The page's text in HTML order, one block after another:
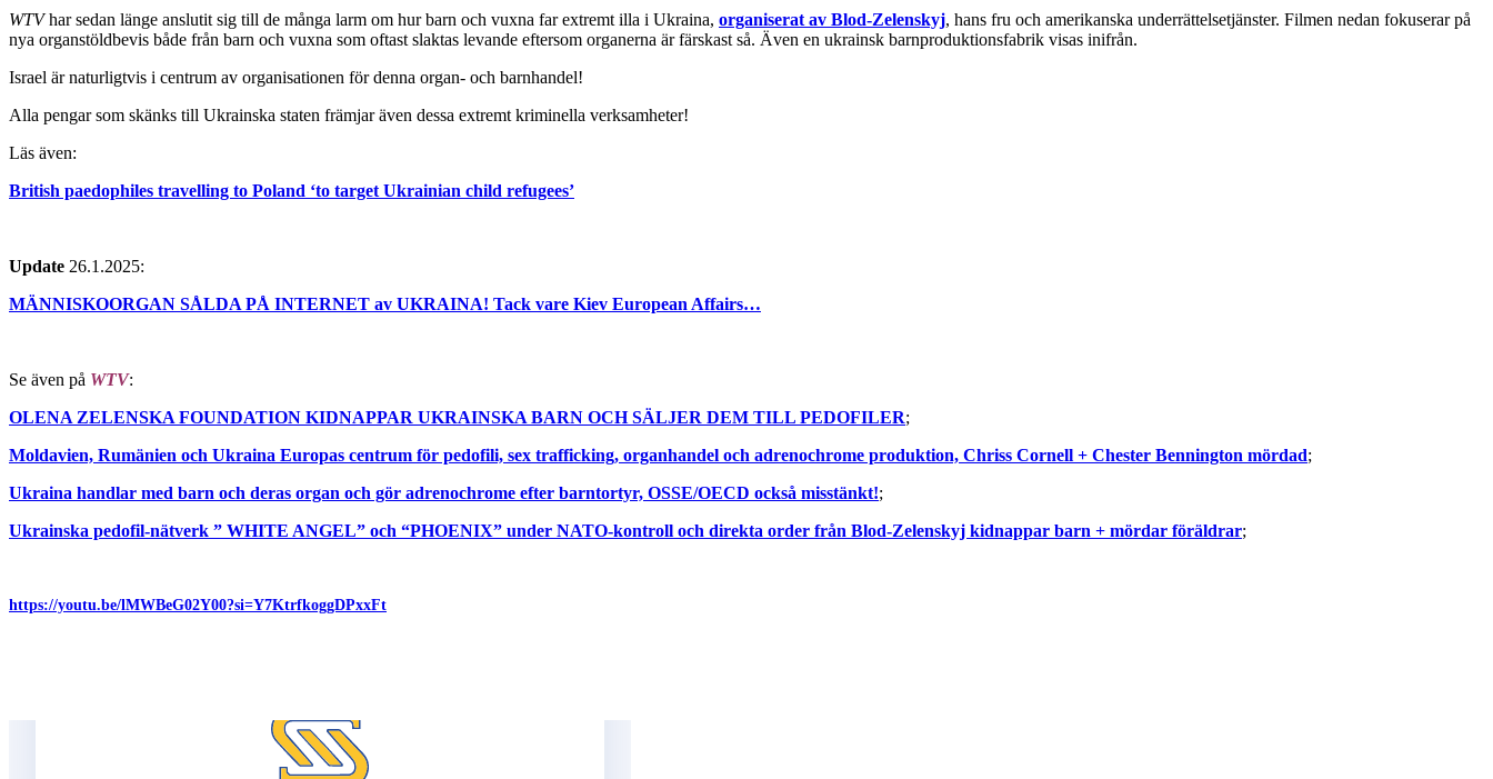
WTVhar sedan länge anslutit sig till de många larm om hur barn och vuxna far extremt illa i Ukraina, organiserat av Blod-Zelenskyj, hans fru och amerikanska underrättelsetjänster. Filmen nedan fokuserar på
nya organstöldbevis både från barn och vuxna som oftast slaktas levande eftersom organerna är färskast så. Även en ukrainsk barnproduktionsfabrik visas inifrån.
Israel är naturligtvis i centrum av organisationen för denna organ- och barnhandel!
Alla pengar som skänks till Ukrainska staten främjar även dessa extremt kriminella verksamheter!
Läs även:
British paedophiles travelling to Poland ‘to target Ukrainian child refugees’
Update 26.1.2025:
MÄNNISKOORGAN SÅLDA PÅ INTERNET av UKRAINA! Tack vare Kiev European Affairs…
Se även på WTV:
OLENA ZELENSKA FOUNDATION KIDNAPPAR UKRAINSKA BARN OCH SÄLJER DEM TILL PEDOFILER;
Moldavien, Rumänien och Ukraina Europas centrum för pedofili, sex trafficking, organhandel och adrenochrome produktion, Chriss Cornell + Chester Bennington mördad;
Ukraina handlar med barn och deras organ och gör adrenochrome efter barntortyr, OSSE/OECD också misstänkt!;
Ukrainska pedofil-nätverk ” WHITE ANGEL” och “PHOENIX” under NATO-kontroll och direkta order från Blod-Zelenskyj kidnappar barn + mördar föräldrar;
https://youtu.be/lMWBeG02Y00?si=Y7KtrfkoggDPxxFt